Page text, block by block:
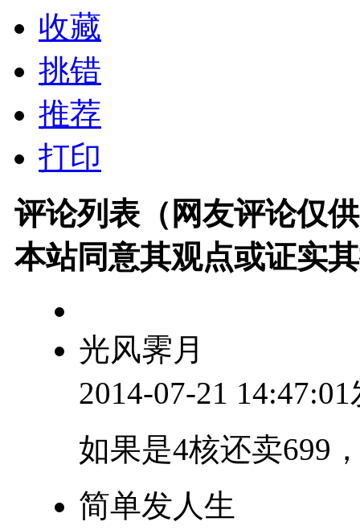
收藏
挑错
推荐
打印
评论列表（网友评论仅
本站同意其观点或证实
光风霁月
2014-07-21
如果是4核还卖699
简单发人生